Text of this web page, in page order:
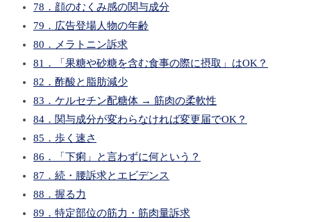
78．顔のむくみ感の関与成分
79．広告登場人物の年齢
80．メラトニン訴求
81．「果糖や砂糖を含む食事の際に摂取」はOK？
82．酢酸と脂肪減少
83．ケルセチン配糖体 → 筋肉の柔軟性
84．関与成分が変わらなければ変更届でOK？
85．歩く速さ
86．「下痢」と言わずに何という？
87．続・腰訴求とエビデンス
88．握る力
89．特定部位の筋力・筋肉量訴求